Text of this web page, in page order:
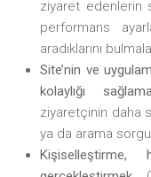
ziyaret edenlerin
performans
aradıklarını
Site’nin ve
kolaylığı
ziyaretçinin daha
ya da arama
Kişiselleştirme,